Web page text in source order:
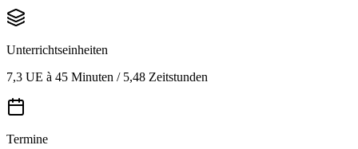
Unterrichtseinheiten
7,3 UE à 45 Minuten / 5,48 Zeitstunden
Termine